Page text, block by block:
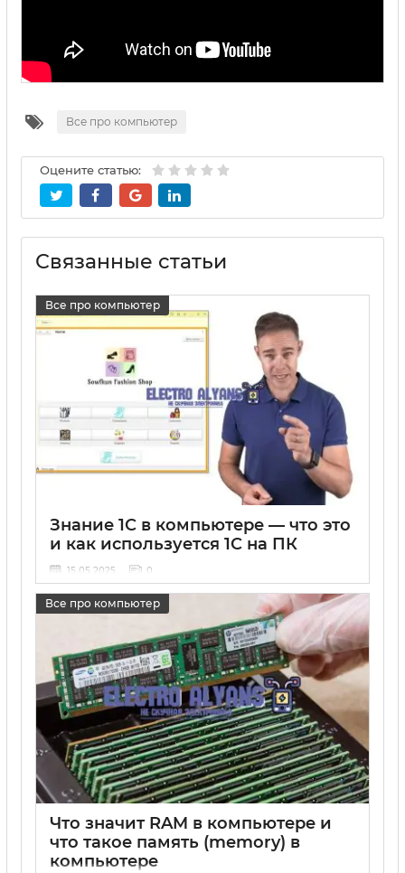
Все про компьютер
Оцените статью:
Связанные статьи
Все про компьютер
Знание 1С в компьютере — что это
и как используется 1С на ПК
15 05 2025 0
Все про компьютер
Что значит RAM в компьютере и
что такое память (memory) в
компьютере